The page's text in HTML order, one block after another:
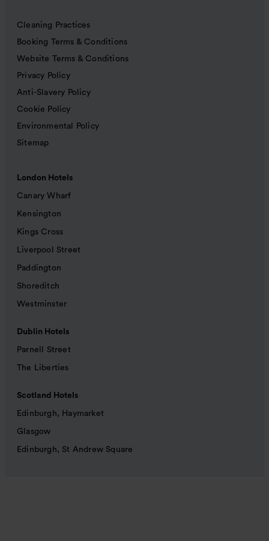
Cleaning Practices
Booking Terms & Conditions
Website Terms & Conditions
Privacy Policy
Anti-Slavery Policy
Cookie Policy
Environmental Policy
Sitemap
London Hotels
Canary Wharf
Kensington
Kings Cross
Liverpool Street
Paddington
Shoreditch
Westminster
Dublin Hotels
Parnell Street
The Liberties
Scotland Hotels
Edinburgh, Haymarket
Glasgow
Edinburgh, St Andrew Square